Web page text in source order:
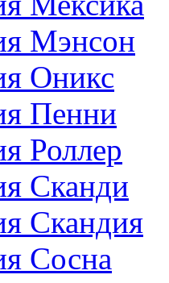
Мэнсон
Оникс
Пенни
Роллер
Сканди
Скандия
Сосна